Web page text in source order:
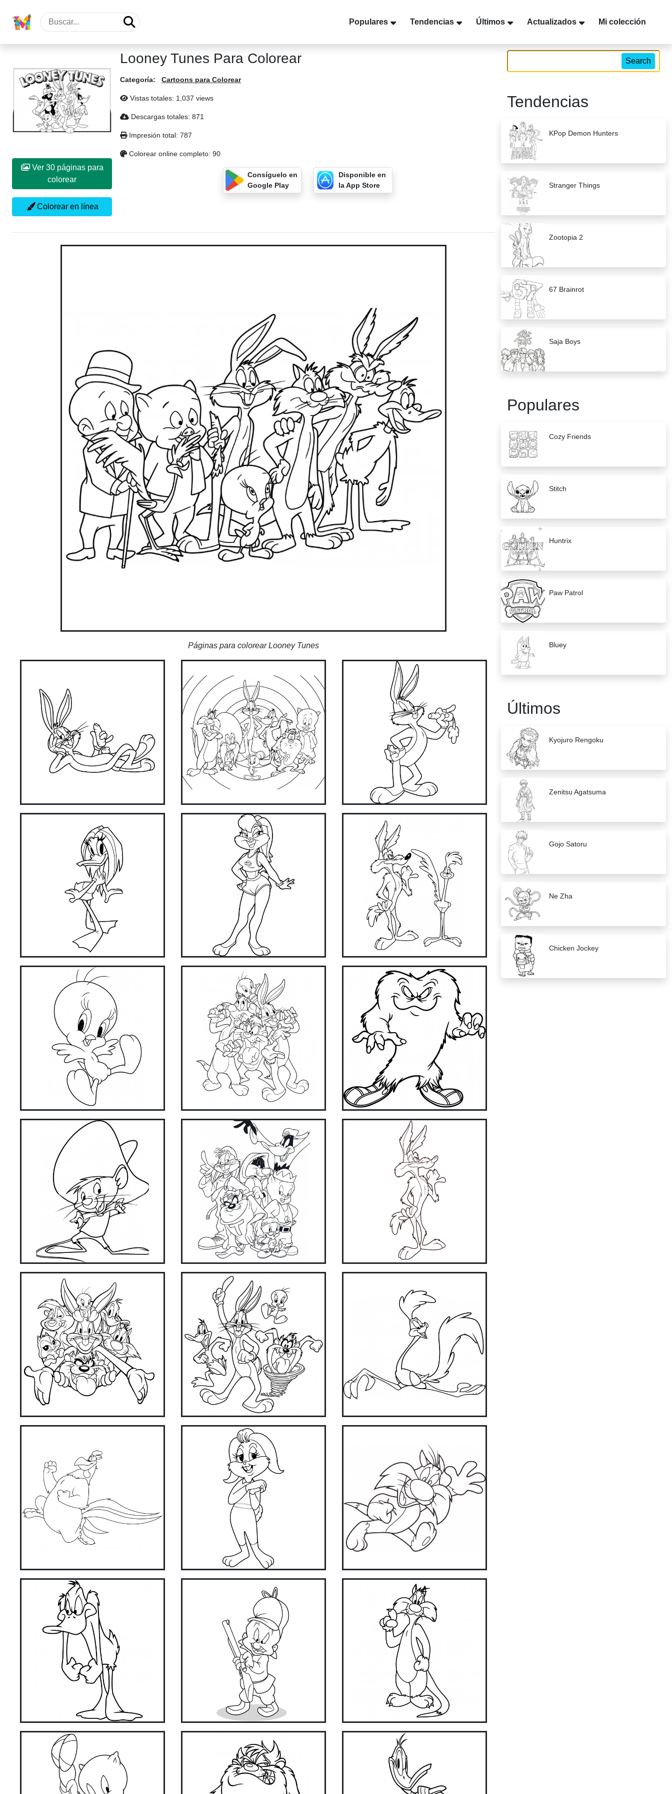
Populares Tendencias Últimos Actualizados Mi colección
Ver 30 páginas para
colorear
Colorear en línea
Looney Tunes Para Colorear
Categoría: Cartoons para Colorear
Vistas totales: 1,037 views
Descargas totales: 871
Impresión total: 787
Colorear online completo: 90
Consíguelo en
Google Play
Disponible en
la App Store
Páginas para colorear Looney Tunes
Search
Tendencias
KPop Demon Hunters
Stranger Things
Zootopia 2
67 Brainrot
Saja Boys
Populares
Cozy Friends
Stitch
Huntrix
Paw Patrol
Bluey
Últimos
Kyojuro Rengoku
Zenitsu Agatsuma
Gojo Satoru
Ne Zha
Chicken Jockey